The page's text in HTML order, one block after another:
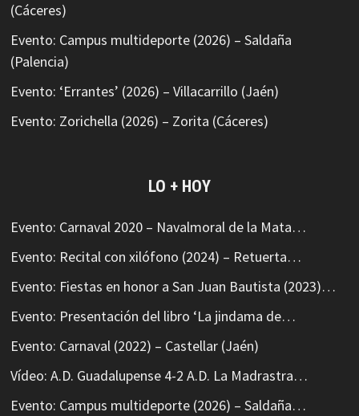
(Cáceres)
Evento: Campus multideporte (2026) – Saldaña
(Palencia)
Evento: ‘Errantes’ (2026) – Villacarrillo (Jaén)
Evento: Zorichella (2026) – Zorita (Cáceres)
LO + HOY
Evento: Carnaval 2020 – Navalmoral de la Mata…
Evento: Recital con xilófono (2024) – Retuerta…
Evento: Fiestas en honor a San Juan Bautista (2023)…
Evento: Presentación del libro ‘La jindama de…
Evento: Carnaval (2022) – Castellar (Jaén)
Vídeo: A.D. Guadalupense 4-2 A.D. La Madrastra…
Evento: Campus multideporte (2026) – Saldaña…